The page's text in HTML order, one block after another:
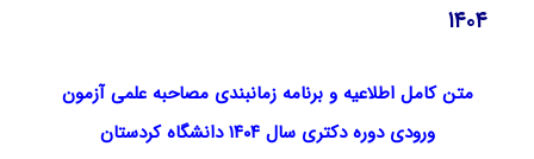
۱۴۰۴
متن کامل اطلاعیه و برنامه زمانبندی مصاحبه علمی آزمون
ورودی دوره دکتری سال ۱۴۰۴ دانشگاه کردستان